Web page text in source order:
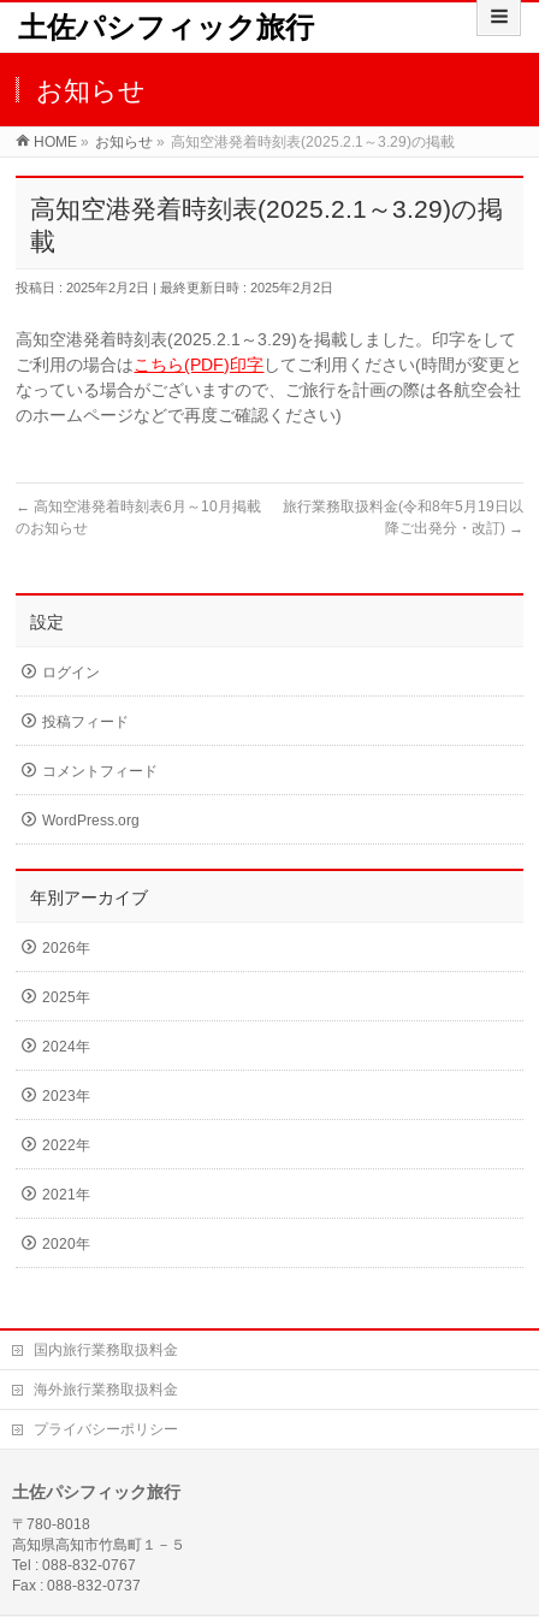
土佐パシフィック旅行
お知らせ
HOME » お知らせ » 高知空港発着時刻表(2025.2.1～3.29)の掲載
高知空港発着時刻表(2025.2.1～3.29)の掲
載
投稿日 : 2025年2月2日 最終更新日時 : 2025年2月2日
高知空港発着時刻表(2025.2.1～3.29)を掲載しました。印字をして
ご利用の場合はこちら(PDF)印字してご利用ください(時間が変更と
なっている場合がございますので、ご旅行を計画の際は各航空会社
のホームページなどで再度ご確認ください)
← 高知空港発着時刻表6月～10月掲載
のお知らせ
旅行業務取扱料金(令和8年5月19日以
降ご出発分・改訂) →
設定
ログイン
投稿フィード
コメントフィード
WordPress.org
年別アーカイブ
2026年
2025年
2024年
2023年
2022年
2021年
2020年
国内旅行業務取扱料金
海外旅行業務取扱料金
プライバシーポリシー
土佐パシフィック旅行
〒780-8018
高知県高知市竹島町１－５
Tel : 088-832-0767
Fax : 088-832-0737